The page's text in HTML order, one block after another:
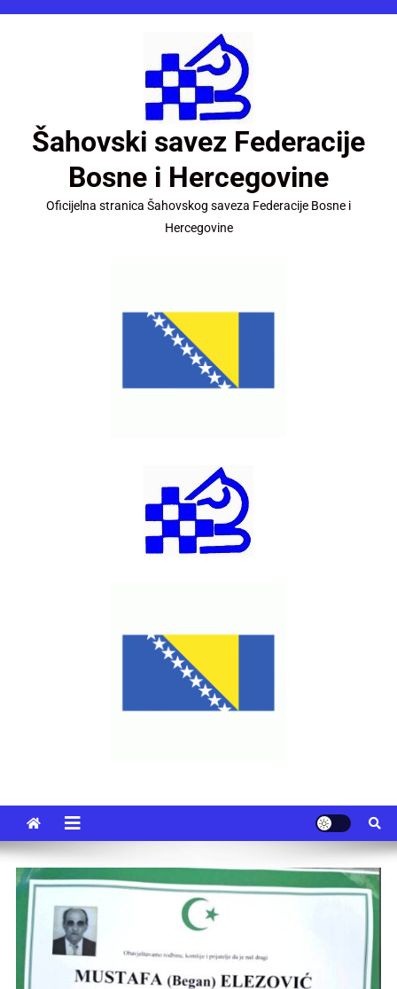
Šahovski savez Federacije
Bosne i Hercegovine
Oficijelna stranica Šahovskog saveza Federacije Bosne i
Hercegovine